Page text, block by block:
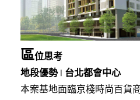
區位思考
地段優勢 ∣ 台北都會中心
本案基地面臨京棧時尚百貨